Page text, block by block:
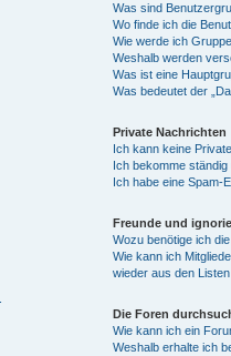
Was sind
Wo finde ich die
Wie werde ich
Weshalb werden
Was ist eine
Was bedeutet der
Private Nachrichten
Ich kann keine
Ich bekomme
Ich habe eine Spam-
Freunde und
Wozu benötige ich
Wie kann ich
wieder aus den
Die Foren
Wie kann ich ein
Weshalb erhalte ich